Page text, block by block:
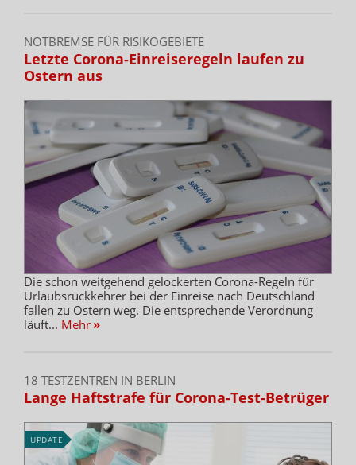
NOTBREMSE FÜR RISIKOGEBIETE
Letzte Corona-Einreiseregeln laufen zu
Ostern aus
Die schon weitgehend gelockerten Corona-Regeln für
Urlaubsrückkehrer bei der Einreise nach Deutschland
fallen zu Ostern weg. Die entsprechende Verordnung
läuft... Mehr »
18 TESTZENTREN IN BERLIN
Lange Haftstrafe für Corona-Test-Betrüger
UPDATE